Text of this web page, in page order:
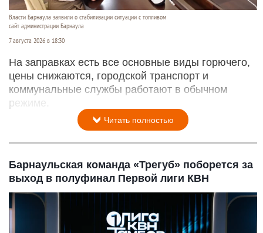
Власти Барнаула заявили о стабилизации ситуации с топливом
сайт администрации Барнаула
7 августа 2026 в 18:30
На заправках есть все основные виды горючего,
цены снижаются, городской транспорт и
коммунальные службы работают в обычном
режиме.
Читать полностью
Барнаульская команда «Трегуб» поборется за
выход в полуфинал Первой лиги КВН